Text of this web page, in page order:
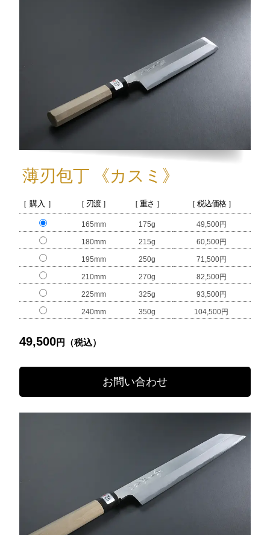
薄刃包丁 《カスミ》
［ 購入 ］ ［ 刃渡 ］ ［ 重さ ］ ［ 税込価格 ］
165mm 175g 49,500円
180mm 215g 60,500円
195mm 250g 71,500円
210mm 270g 82,500円
225mm 325g 93,500円
240mm 350g 104,500円
49,500円（税込）
お問い合わせ